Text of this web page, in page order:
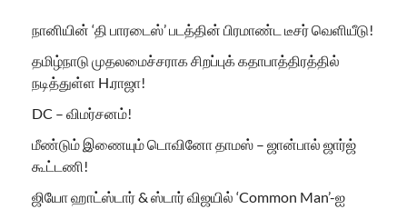
நானியின் ‘தி பாரடைஸ்’ படத்தின் பிரமாண்ட டீசர் வெளியீடு!
தமிழ்நாடு முதலமைச்சராக சிறப்புக் கதாபாத்திரத்தில்
நடித்துள்ள H.ராஜா!
DC – விமர்சனம்!
மீண்டும் இணையும் டொவினோ தாமஸ் – ஜான்பால் ஜார்ஜ்
கூட்டணி!
ஜியோ ஹாட்ஸ்டார் & ஸ்டார் விஜயில் ‘Common Man’-ஐ